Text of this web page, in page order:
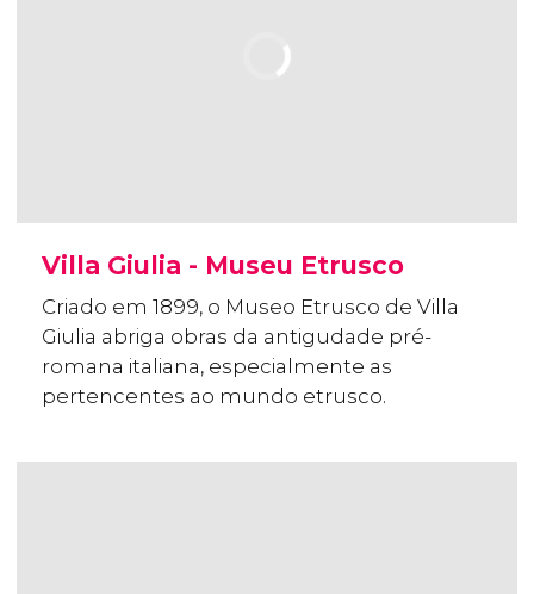
Villa Giulia - Museu Etrusco
Criado em 1899, o Museo Etrusco de Villa
Giulia abriga obras da antigudade pré-
romana italiana, especialmente as
pertencentes ao mundo etrusco.